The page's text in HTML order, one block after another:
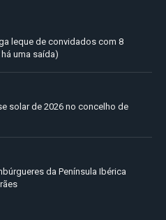
leque de convidados com 8
uma saída)
solar de 2026 no concelho de
da Península Ibérica